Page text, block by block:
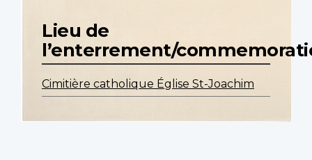
Lieu de
l’enterrement/
Cimitière catholique Église St-Joachim